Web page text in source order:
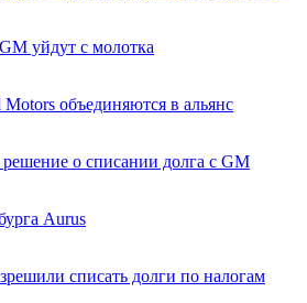
уйдут с молотка
объединяются в альянс
о списании долга с GM
Aurus
списать долги по налогам